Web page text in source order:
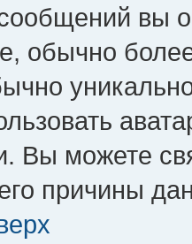
вы
обычно
Вы можете
причины